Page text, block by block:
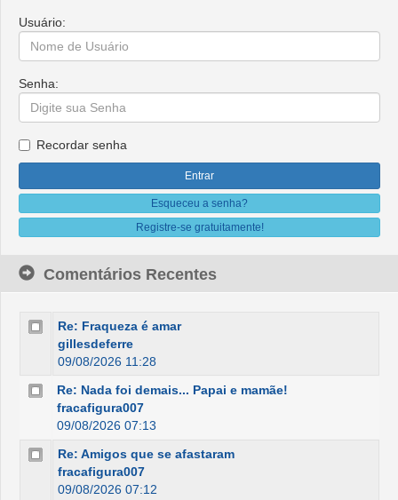
Usuário:
Senha:
Recordar senha
Esqueceu a senha?
Registre-se gratuitamente!
Comentários Recentes
Re: Fraqueza é amar
gillesdeferre
09/08/2026 11:28
Re: Nada foi demais... Papai e mamãe!
fracafigura007
09/08/2026 07:13
Re: Amigos que se afastaram
fracafigura007
09/08/2026 07:12